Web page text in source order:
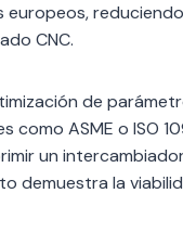
europeos,
CNC.
de
ASME o ISO
un
demuestra la